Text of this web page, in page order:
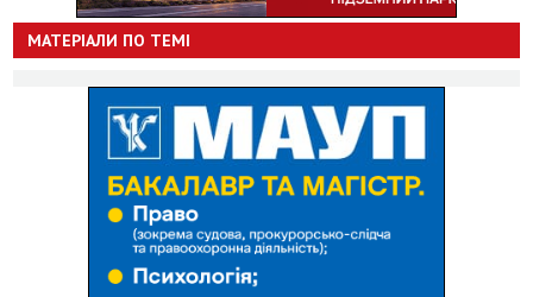
МАТЕРІАЛИ ПО ТЕМІ